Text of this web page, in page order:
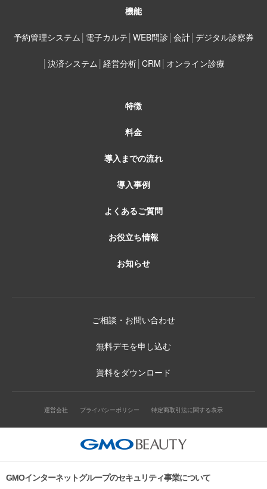
機能
予約管理システム │ 電子カルテ │ WEB問診│ 会計│ デジタル診察券
│ 決済システム │ 経営分析│ CRM │ オンライン診療
特徴
料金
導入までの流れ
導入事例
よくあるご質問
お役立ち情報
お知らせ
ご相談・お問い合わせ
無料デモを申し込む
資料をダウンロード
運営会社 プライバシーポリシー 特定商取引法に関する表示
GMOインターネットグループのセキュリティ事業について